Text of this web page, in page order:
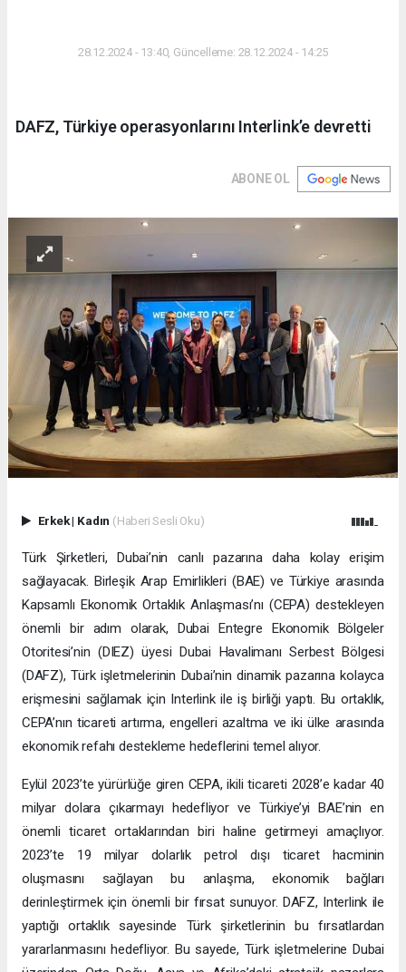
28.12.2024 - 13:40, Güncelleme: 28.12.2024 - 14:25
DAFZ, Türkiye operasyonlarını Interlink’e devretti
ABONE OL
Erkek| Kadın (Haberi Sesli Oku)
Türk Şirketleri, Dubai’nin canlı pazarına daha kolay erişim
sağlayacak. Birleşik Arap Emirlikleri (BAE) ve Türkiye arasında
Kapsamlı Ekonomik Ortaklık Anlaşması’nı (CEPA) destekleyen
önemli bir adım olarak, Dubai Entegre Ekonomik Bölgeler
Otoritesi’nin (DIEZ) üyesi Dubai Havalimanı Serbest Bölgesi
(DAFZ), Türk işletmelerinin Dubai’nin dinamik pazarına kolayca
erişmesini sağlamak için Interlink ile iş birliği yaptı. Bu ortaklık,
CEPA’nın ticareti artırma, engelleri azaltma ve iki ülke arasında
ekonomik refahı destekleme hedeflerini temel alıyor.
Eylül 2023’te yürürlüğe giren CEPA, ikili ticareti 2028’e kadar 40
milyar dolara çıkarmayı hedefliyor ve Türkiye’yi BAE’nin en
önemli ticaret ortaklarından biri haline getirmeyi amaçlıyor.
2023’te 19 milyar dolarlık petrol dışı ticaret hacminin
oluşmasını sağlayan bu anlaşma, ekonomik bağları
derinleştirmek için önemli bir fırsat sunuyor. DAFZ, Interlink ile
yaptığı ortaklık sayesinde Türk şirketlerinin bu fırsatlardan
yararlanmasını hedefliyor. Bu sayede, Türk işletmelerine Dubai